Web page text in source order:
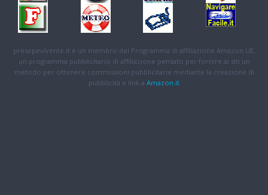
presepevivente.it è un membro del Programma di affiliazione Amazon UE,
un programma pubblicitario di affiliazione pensato per fornire ai siti un
metodo per ottenere commissioni pubblicitarie mediante la creazione di
pubblicità e link a Amazon.it